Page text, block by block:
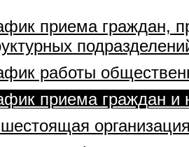
приема граждан,
работы
приема граждан и
организация